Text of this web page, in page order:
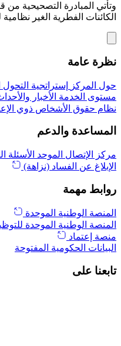
وتأتي المبادرة التصحيحية
الكائنات الفطرية الغير
نظرة عامة
حول المركز إستراتجية
مستوى الخدمة الأخبار
نظام حقوق الأشخاص ذوي
المساعدة والدعم
مركز الإتصال الموحد الأسئلة
الإبلاغ عن الفساد (نزاهة)
روابط مهمة
المنصة الوطنية الموحدة
المنصة الوطنية الموحدة
منصة إعتماد
البيانات الحكومية المفتوحة
تابعنا على